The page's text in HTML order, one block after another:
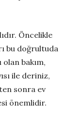
Öncelikle
bu doğrultuda
bakım,
ile deriniz,
sonra ev
önemlidir.